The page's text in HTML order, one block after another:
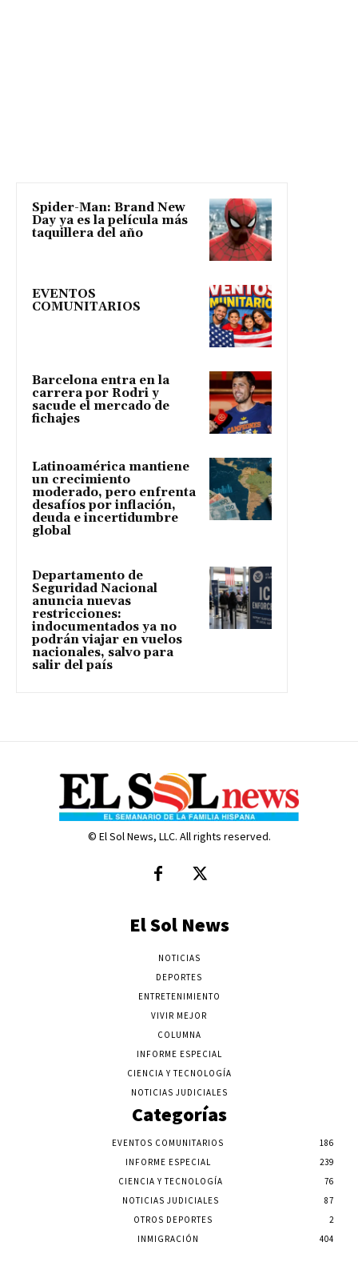
Spider-Man: Brand New
Day ya es la película más
taquillera del año
EVENTOS
COMUNITARIOS
Barcelona entra en la
carrera por Rodri y
sacude el mercado de
fichajes
Latinoamérica mantiene
un crecimiento
moderado, pero enfrenta
desafíos por inflación,
deuda e incertidumbre
global
Departamento de
Seguridad Nacional
anuncia nuevas
restricciones:
indocumentados ya no
podrán viajar en vuelos
nacionales, salvo para
salir del país
© El Sol News, LLC. All rights reserved.
El Sol News
NOTICIAS
DEPORTES
ENTRETENIMIENTO
VIVIR MEJOR
COLUMNA
INFORME ESPECIAL
CIENCIA Y TECNOLOGÍA
NOTICIAS JUDICIALES
Categorías
EVENTOS COMUNITARIOS
186
INFORME ESPECIAL
239
CIENCIA Y TECNOLOGÍA
76
NOTICIAS JUDICIALES
87
OTROS DEPORTES
2
INMIGRACIÓN
404